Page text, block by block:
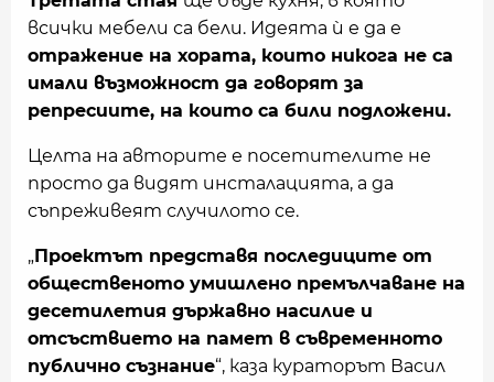
всички мебели са бели. Идеята ѝ е да е
отражение на хората, които никога не са
имали възможност да говорят за
репресиите, на които са били подложени.
Целта на авторите е посетителите не
просто да видят инсталацията, а да
съпреживеят случилото се.
„ Проектът представя последиците от
общественото умишлено премълчаване на
десетилетия държавно насилие и
отсъствието на памет в съвременното
публично съзнание“, каза кураторът Васил